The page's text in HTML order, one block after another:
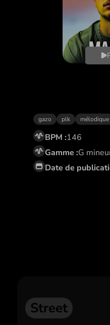
gazo plk mélodique
BPM :146
Gamme :G
Date de
Street